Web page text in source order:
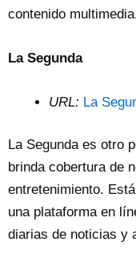
contenido
La Segunda
URL: La
La Segunda es otro
brinda cobertura de
entretenimiento.
una plataforma en
diarias de noticias y